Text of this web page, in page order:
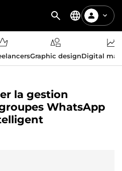
Graphic designDigital
la gestion
WhatsApp